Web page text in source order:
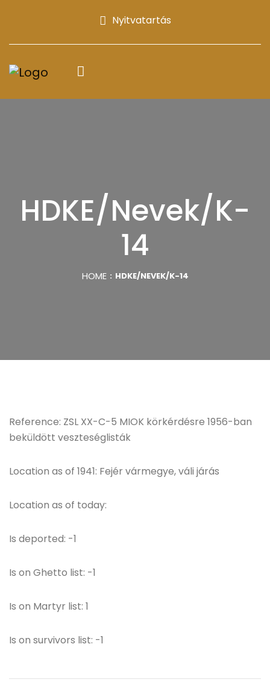
Nyitvatartás
HDKE/Nevek/K-
14
HOME HDKE/NEVEK/K-14
Reference: ZSL XX-C-5 MIOK körkérdésre 1956-ban
beküldött veszteséglisták
Location as of 1941: Fejér vármegye, váli járás
Location as of today:
Is deported: -1
Is on Ghetto list: -1
Is on Martyr list: 1
Is on survivors list: -1